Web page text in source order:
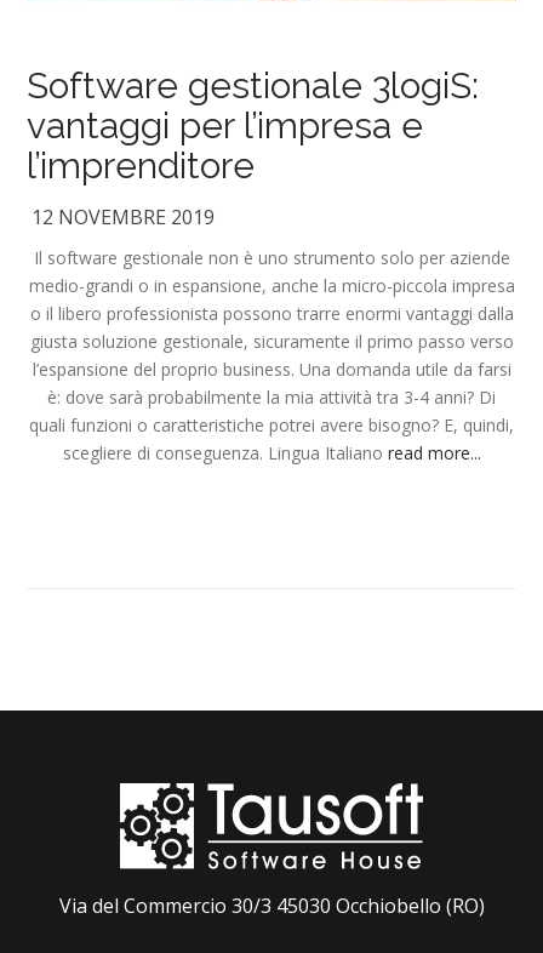
Software gestionale 3logiS:
vantaggi per l’impresa e
l’imprenditore
12 NOVEMBRE 2019
Il software gestionale non è uno strumento solo per aziende
medio-grandi o in espansione, anche la micro-piccola impresa
o il libero professionista possono trarre enormi vantaggi dalla
giusta soluzione gestionale, sicuramente il primo passo verso
l’espansione del proprio business. Una domanda utile da farsi
è: dove sarà probabilmente la mia attività tra 3-4 anni? Di
quali funzioni o caratteristiche potrei avere bisogno? E, quindi,
scegliere di conseguenza. Lingua Italiano read more...
Via del Commercio 30/3 45030 Occhiobello (RO)